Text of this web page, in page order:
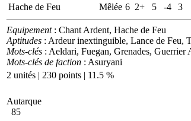
Hache de Feu
Mêlée 6 2+ 5 -4 3
Equipement: Chant Ardent, Hache de Feu
Aptitudes : Ardeur inextinguible, Lance de Feu,
Mots-clés : Aeldari, Fuegan, Grenades, Guerrier
Mots-clés de faction : Asuryani
2 unités | 230 points | 11.5 %
Autarque
85